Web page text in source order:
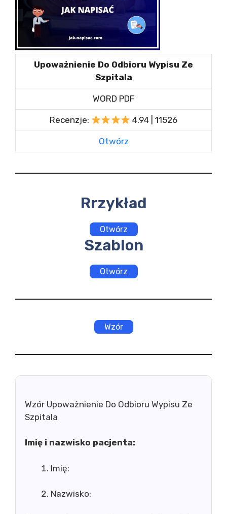
Upoważnienie Do Odbioru Wypisu Ze
Szpitala
WORD PDF
Recenzje: 4.94 | 11526
Otwórz
Rrzykład
Otwórz
Szablon
Otwórz
Wzór
Wzór Upoważnienie Do Odbioru Wypisu Ze
Szpitala
Imię i nazwisko pacjenta:
Imię:
Nazwisko: